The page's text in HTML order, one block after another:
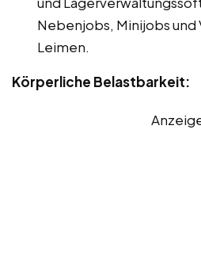
Nebenjobs, Minijobs und
Leimen.
Körperliche Belastbarkeit: